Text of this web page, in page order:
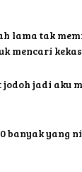
lama tak
mencari
jodoh jadi aku
banyak yang